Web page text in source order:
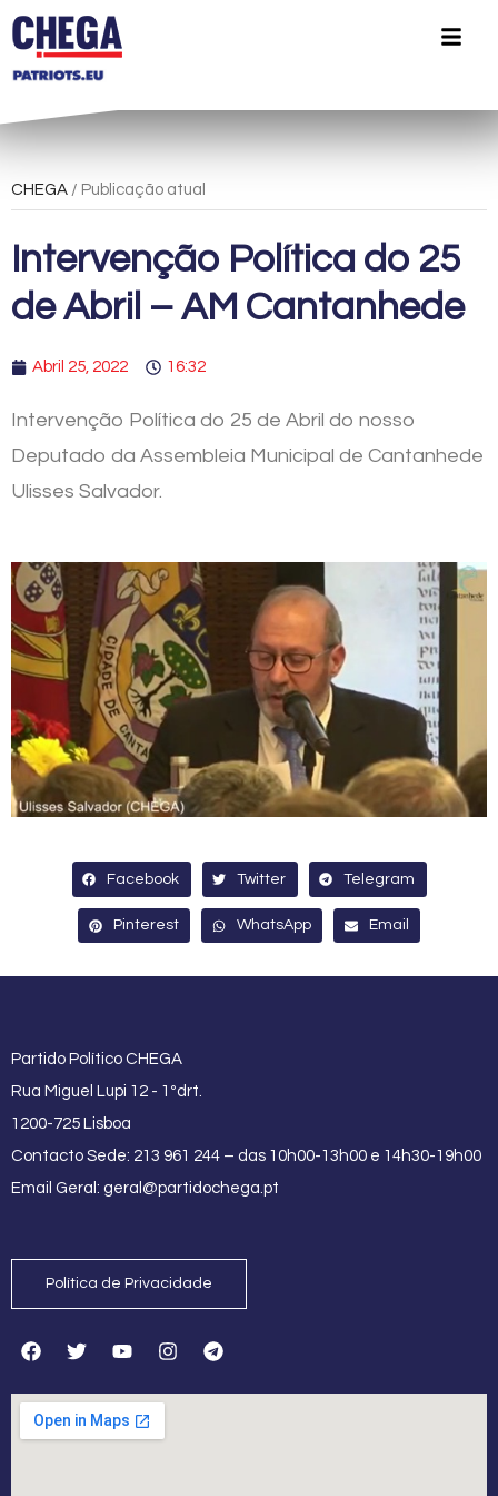
CHEGA / Publicação atual
Intervenção Política do 25
de Abril – AM Cantanhede
Abril 25, 2022 16:32
Intervenção Política do 25 de Abril do nosso
Deputado da Assembleia Municipal de Cantanhede
Ulisses Salvador.
Facebook Twitter Telegram
Pinterest WhatsApp Email
Partido Político CHEGA
Rua Miguel Lupi 12 - 1ºdrt.
1200-725 Lisboa
Contacto Sede: 213 961 244 – das 10h00-13h00 e 14h30-19h00
Email Geral: geral@partidochega.pt
Política de Privacidade